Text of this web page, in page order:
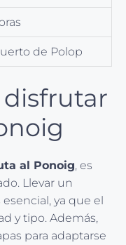
de Polop
disfrutar
al Ponoig, es
Llevar un
ya que el
y tipo. Además,
para adaptarse